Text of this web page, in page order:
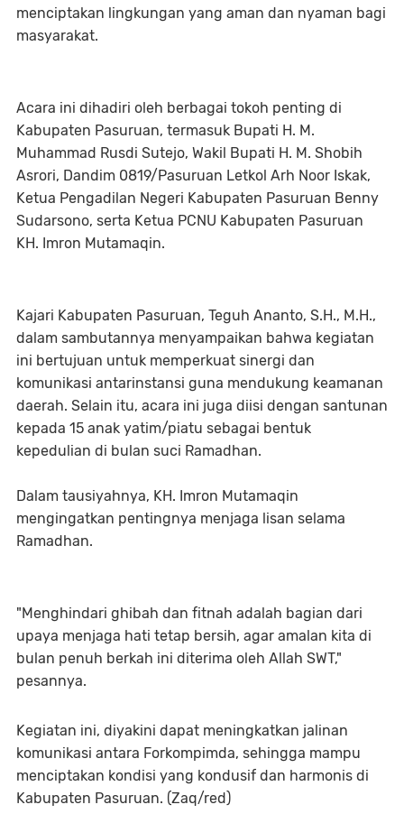
menciptakan lingkungan yang aman dan nyaman bagi
masyarakat.
Acara ini dihadiri oleh berbagai tokoh penting di
Kabupaten Pasuruan, termasuk Bupati H. M.
Muhammad Rusdi Sutejo, Wakil Bupati H. M. Shobih
Asrori, Dandim 0819/Pasuruan Letkol Arh Noor Iskak,
Ketua Pengadilan Negeri Kabupaten Pasuruan Benny
Sudarsono, serta Ketua PCNU Kabupaten Pasuruan
KH. Imron Mutamaqin.
Kajari Kabupaten Pasuruan, Teguh Ananto, S.H., M.H.,
dalam sambutannya menyampaikan bahwa kegiatan
ini bertujuan untuk memperkuat sinergi dan
komunikasi antarinstansi guna mendukung keamanan
daerah. Selain itu, acara ini juga diisi dengan santunan
kepada 15 anak yatim/piatu sebagai bentuk
kepedulian di bulan suci Ramadhan.
Dalam tausiyahnya, KH. Imron Mutamaqin
mengingatkan pentingnya menjaga lisan selama
Ramadhan.
"Menghindari ghibah dan fitnah adalah bagian dari
upaya menjaga hati tetap bersih, agar amalan kita di
bulan penuh berkah ini diterima oleh Allah SWT,"
pesannya.
Kegiatan ini, diyakini dapat meningkatkan jalinan
komunikasi antara Forkompimda, sehingga mampu
menciptakan kondisi yang kondusif dan harmonis di
Kabupaten Pasuruan. (Zaq/red)